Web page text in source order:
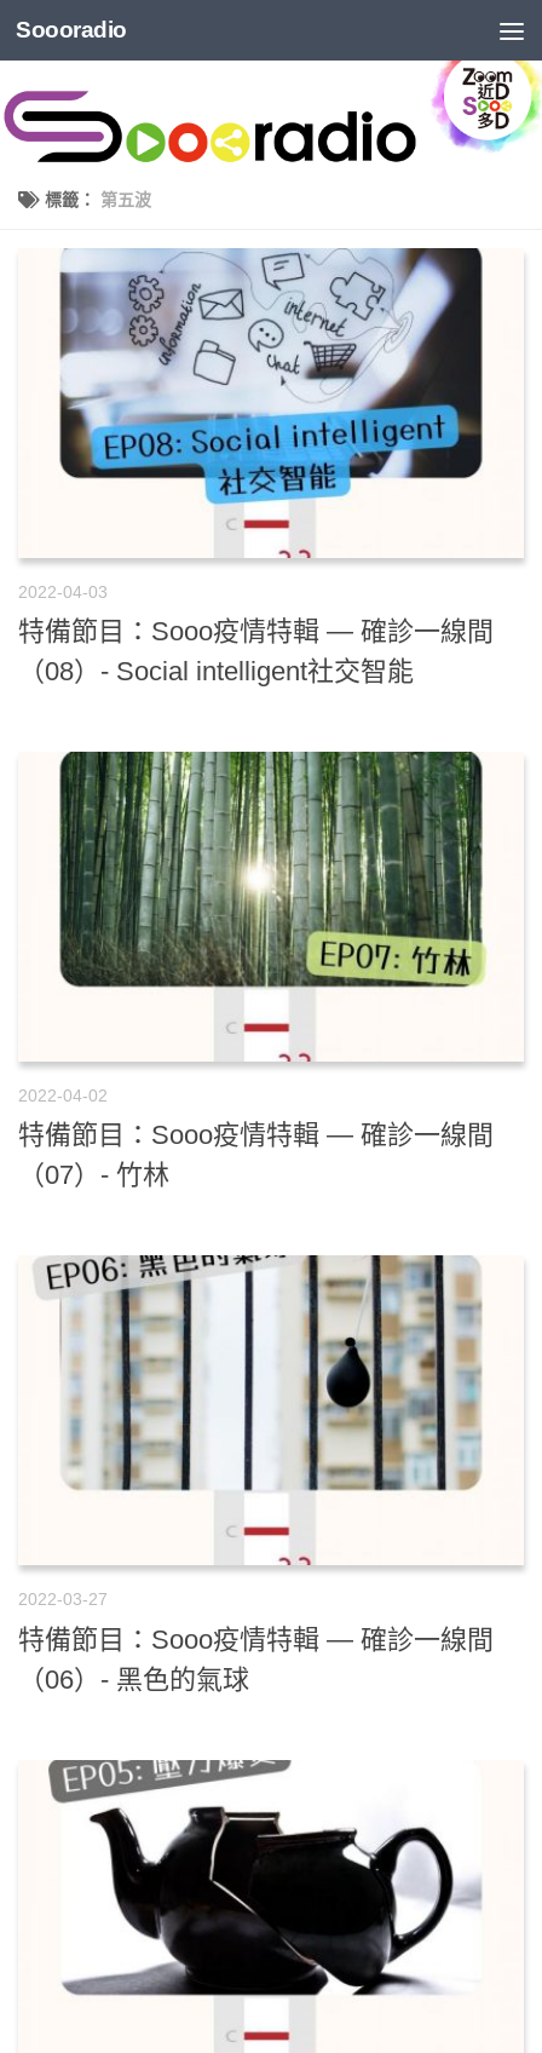
Soooradio
標籤： 第五波
2022-04-03
特備節目：Sooo疫情特輯 — 確診一線間
（08）- Social intelligent社交智能
2022-04-02
特備節目：Sooo疫情特輯 — 確診一線間
（07）- 竹林
2022-03-27
特備節目：Sooo疫情特輯 — 確診一線間
（06）- 黑色的氣球